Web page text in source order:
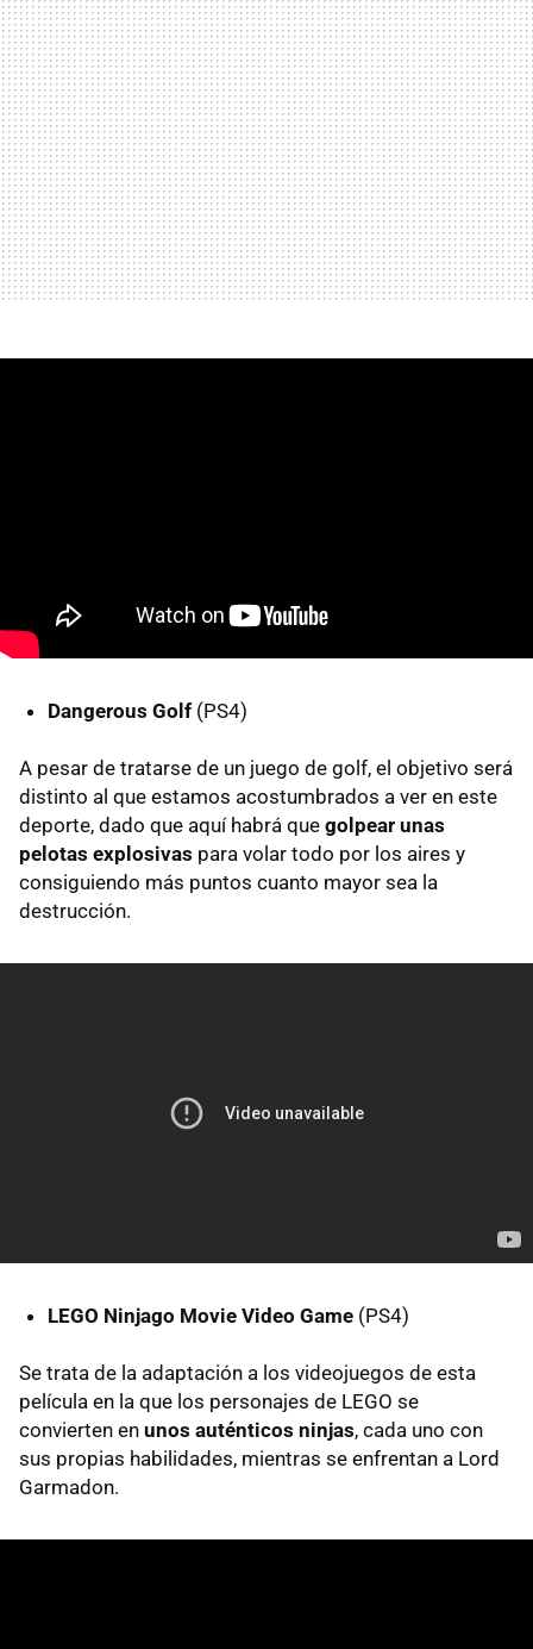
Dangerous Golf (PS4)
A pesar de tratarse de un juego de golf, el objetivo será
distinto al que estamos acostumbrados a ver en este
deporte, dado que aquí habrá que golpear unas
pelotas explosivas para volar todo por los aires y
consiguiendo más puntos cuanto mayor sea la
destrucción.
LEGO Ninjago Movie Video Game (PS4)
Se trata de la adaptación a los videojuegos de esta
película en la que los personajes de LEGO se
convierten en unos auténticos ninjas, cada uno con
sus propias habilidades, mientras se enfrentan a Lord
Garmadon.